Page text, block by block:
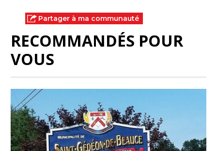
Partager à ma communauté
RECOMMANDÉS POUR
VOUS